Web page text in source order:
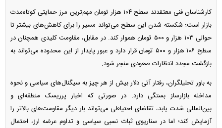
کارشناسان فنی معتقدند سطح ۱۰۴ هزار تومان مهم‌ترین مرز حمایتی کوتاه‌مدت
بازار است؛ شکسته شدن این سطح می‌تواند مسیر را برای کاهش‌های بیشتر تا
حوالی ۱۰۳ هزار و ۵۰۰ تومان هموار کند. در مقابل، مقاومت کلیدی همچنان در
سطح ۱۰۶ هزار و ۵۰۰ تومان قرار دارد و عبور پایدار از این محدوده می‌تواند به
بازگشت مجدد انتظارات صعودی منجر شود.
به باور تحلیلگران، رفتار آتی دلار بیش از هر چیز به سیگنال‌های سیاسی و نحوه
مداخله بازارساز بستگی دارد. در صورتی که اخبار پرریسک منطقه‌ای و
بین‌المللی شدت یابد، تقاضای احتیاطی می‌تواند بار دیگر مقاومت‌های بالاتر را
آزمایش کند؛ اما در سناریوی ثبات نسبی سیاسی و تداوم عرضه ارز، احتمال